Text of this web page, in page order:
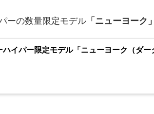
ーの数量限定モデル 「ニューヨーク」
ハイパー限定モデル「ニューヨーク（ダ